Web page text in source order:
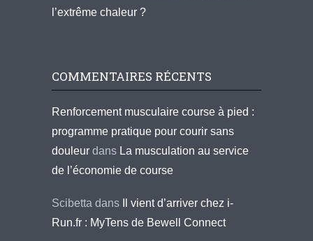
l’extrême chaleur ?
COMMENTAIRES RÉCENTS
Renforcement musculaire course à pied :
programme pratique pour courir sans
douleur dans La musculation au service
de l’économie de course
Scibetta dans
Il vient d’arriver chez i-
Run.fr : MyTens de Bewell Connect